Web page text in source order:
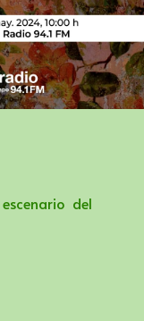
del